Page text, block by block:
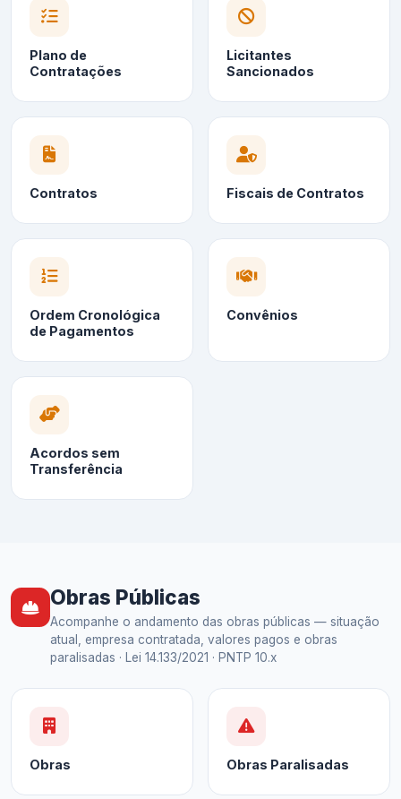
Plano de
Contratações
Licitantes
Sancionados
Contratos Fiscais de Contratos
Ordem Cronológica
de Pagamentos
Convênios
Acordos sem
Transferência
Obras Públicas
Acompanhe o andamento das obras públicas — situação
atual, empresa contratada, valores pagos e obras
paralisadas · Lei 14.133/2021 · PNTP 10.x
Obras Obras Paralisadas